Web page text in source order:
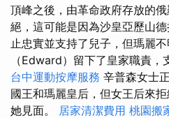
頂峰之後，由革命政府存放的
絕，這可能是因為沙皇亞歷山
止忠實並支持了兒子，但瑪麗
（Edward）留下了皇家職責，
台中運動按摩服務 辛普森女士
國王和瑪麗皇后，但女王后來
她見面。 居家清潔費用 桃園搬